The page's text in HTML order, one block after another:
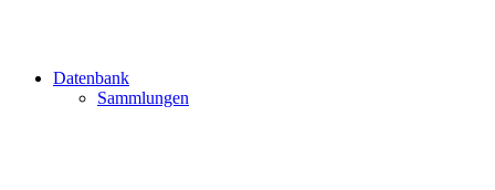
Datenbank
Sammlungen